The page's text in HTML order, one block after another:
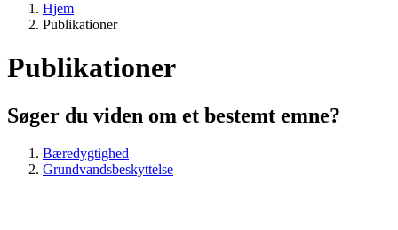
Hjem
Publikationer
Publikationer
Søger du viden om et bestemt emne?
Bæredygtighed
Grundvandsbeskyttelse